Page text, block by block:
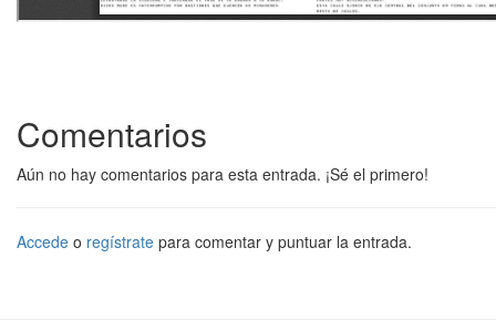
Comentarios
Aún no hay comentarios para esta entrada. ¡Sé el primero!
Accede o regístrate para comentar y puntuar la entrada.